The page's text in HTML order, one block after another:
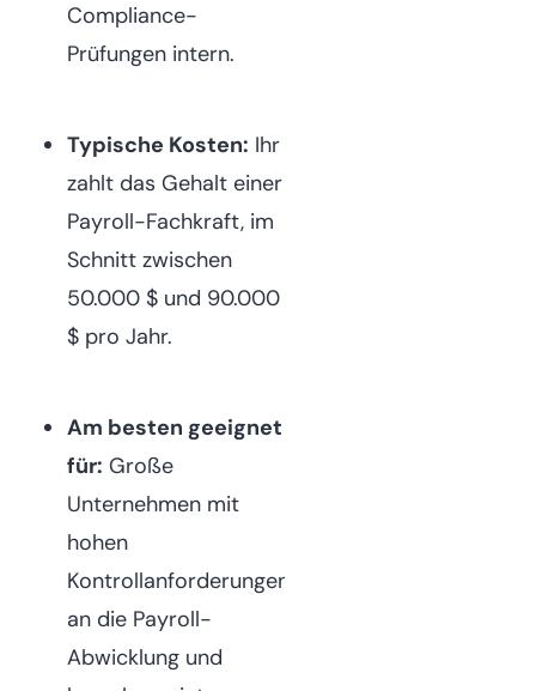
Compliance-
Prüfungen intern.
Typische Kosten: Ihr
zahlt das Gehalt einer
Payroll-Fachkraft, im
Schnitt zwischen
50.000 $ und 90.000
$ pro Jahr.
Am besten geeignet
für: Große
Unternehmen mit
hohen
Kontrollanforderungen
an die Payroll-
Abwicklung und